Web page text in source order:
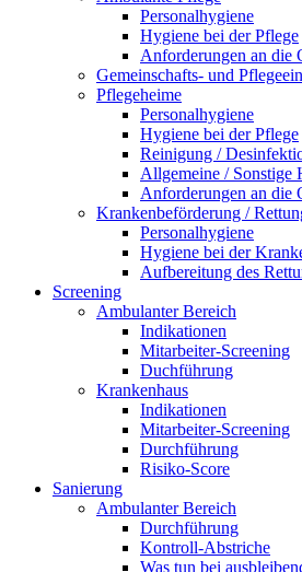
Personalhygiene
Hygiene bei der Pflege
Anforderungen an die
Gemeinschafts- und
Pflegeheime
Personalhygiene
Hygiene bei der Pflege
Reinigung /
Allgemeine / Sonstige
Anforderungen an die
Krankenbeförderung /
Personalhygiene
Hygiene bei der
Aufbereitung des
Screening
Ambulanter Bereich
Indikationen
Mitarbeiter-Screening
Duchführung
Krankenhaus
Indikationen
Mitarbeiter-Screening
Durchführung
Risiko-Score
Sanierung
Ambulanter Bereich
Durchführung
Kontroll-Abstriche
Was tun bei